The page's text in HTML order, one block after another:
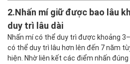
2.Nhấn mí giữ được bao lâu
duy trì lâu dài
Nhấn mí có thể duy trì được khoảng
có thể duy trì lâu hơn lên đến 7 năm
hiện. Nhờ liên kết các điểm nhấn